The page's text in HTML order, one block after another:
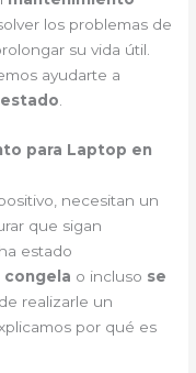
los problemas de
su vida útil.
ayudarte a
para Laptop en
necesitan un
que sigan
estado
congela o incluso se
de realizarle un
por qué es